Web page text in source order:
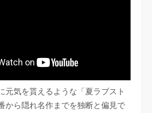
元気を貰えるような「夏ラブスト
から隠れ名作までを独断と偏見で